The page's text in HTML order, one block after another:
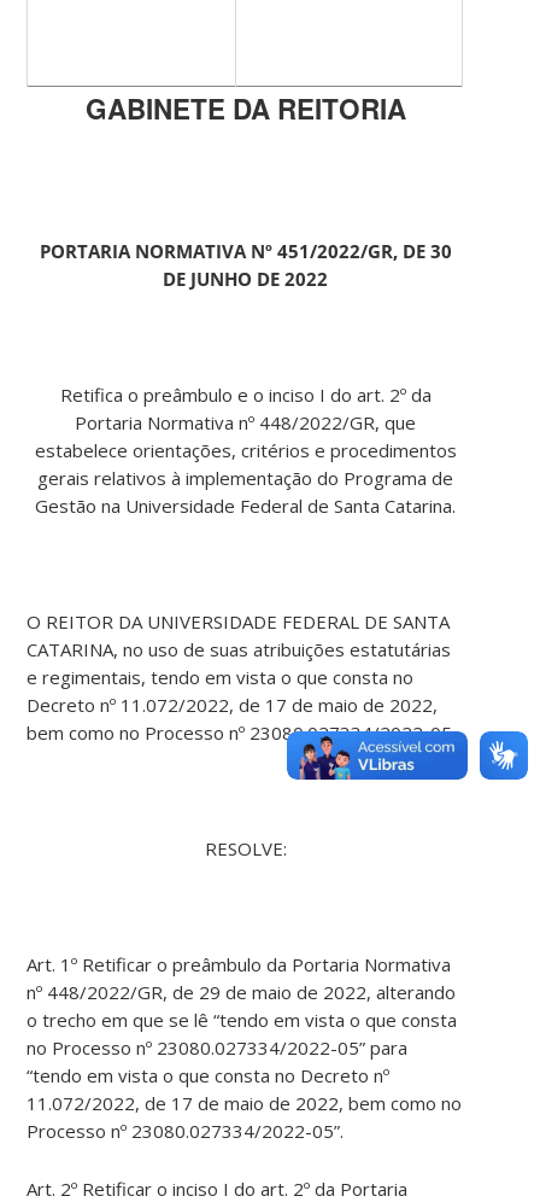
GABINETE DA REITORIA
PORTARIA NORMATIVA Nº 451/2022/GR, DE 30
DE JUNHO DE 2022
Retifica o preâmbulo e o inciso I do art. 2º da
Portaria Normativa nº 448/2022/GR, que
estabelece orientações, critérios e procedimentos
gerais relativos à implementação do Programa de
Gestão na Universidade Federal de Santa Catarina.
O REITOR DA UNIVERSIDADE FEDERAL DE SANTA
CATARINA, no uso de suas atribuições estatutárias
e regimentais, tendo em vista o que consta no
Decreto nº 11.072/2022, de 17 de maio de 2022,
bem como no Processo nº 23080.027334/2022-05,
RESOLVE:
Art. 1º Retificar o preâmbulo da Portaria Normativa
nº 448/2022/GR, de 29 de maio de 2022, alterando
o trecho em que se lê “tendo em vista o que consta
no Processo nº 23080.027334/2022-05” para
“tendo em vista o que consta no Decreto nº
11.072/2022, de 17 de maio de 2022, bem como no
Processo nº 23080.027334/2022-05”.
Art. 2º Retificar o inciso I do art. 2º da Portaria